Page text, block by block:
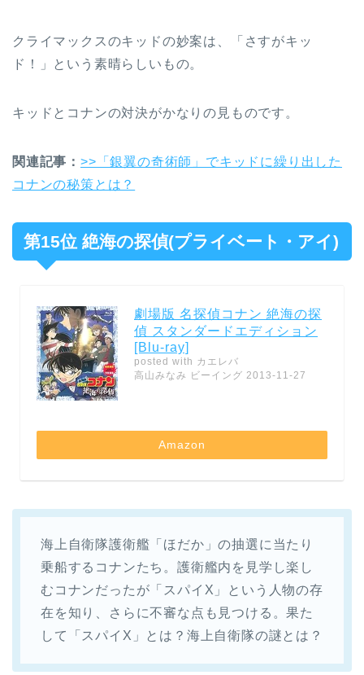
クライマックスのキッドの妙案は、「さすがキッ
ド！」という素晴らしいもの。
キッドとコナンの対決がかなりの見ものです。
関連記事： >>「銀翼の奇術師」でキッドに繰り出した
コナンの秘策とは？
第15位 絶海の探偵(プライベート・アイ)
劇場版 名探偵コナン 絶海の探
偵 スタンダードエディション
[Blu-ray]
posted with カエレバ
高山みなみ ビーイング 2013-11-27
Amazon
海上自衛隊護衛艦「ほだか」の抽選に当たり
乗船するコナンたち。護衛艦内を見学し楽し
むコナンだったが「スパイX」という人物の存
在を知り、さらに不審な点も見つける。果た
して「スパイX」とは？海上自衛隊の謎とは？